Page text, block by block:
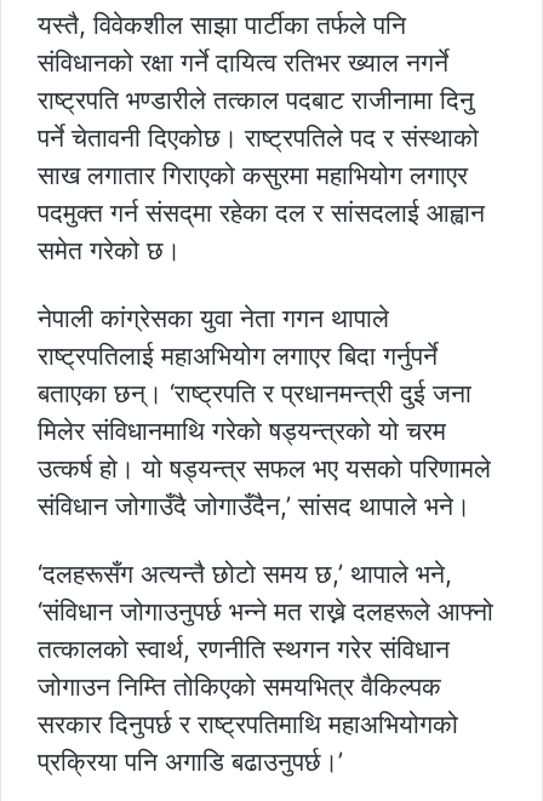
यस्तै, विवेकशील साझा पार्टीका तर्फले पनि
संविधानको रक्षा गर्ने दायित्व रतिभर ख्याल नगर्ने
राष्ट्रपति भण्डारीले तत्काल पदबाट राजीनामा दिनु
पर्ने चेतावनी दिएकोछ। राष्ट्रपतिले पद र संस्थाको
साख लगातार गिराएको कसुरमा महाभियोग लगाएर
पदमुक्त गर्न संसद्‌मा रहेका दल र सांसदलाई आह्वान
समेत गरेको छ।
नेपाली कांग्रेसका युवा नेता गगन थापाले
राष्ट्रपतिलाई महाअभियोग लगाएर बिदा गर्नुपर्ने
बताएका छन्। ‘राष्ट्रपति र प्रधानमन्त्री दुई जना
मिलेर संविधानमाथि गरेको षड्यन्त्रको यो चरम
उत्कर्ष हो। यो षड्यन्त्र सफल भए यसको परिणामले
संविधान जोगाउँदै जोगाउँदैन,’ सांसद थापाले भने।
‘दलहरूसँग अत्यन्तै छोटो समय छ,’ थापाले भने,
‘संविधान जोगाउनुपर्छ भन्ने मत राख्ने दलहरूले आफ्नो
तत्कालको स्वार्थ, रणनीति स्थगन गरेर संविधान
जोगाउन निम्ति तोकिएको समयभित्र वैकिल्पक
सरकार दिनुपर्छ र राष्ट्रपतिमाथि महाअभियोगको
प्रक्रिया पनि अगाडि बढाउनुपर्छ।’